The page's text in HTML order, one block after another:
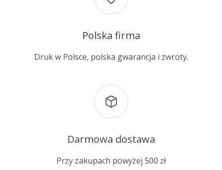
Polska firma
Druk w Polsce, polska gwarancja i zwroty.
Darmowa dostawa
Przy zakupach powyżej 500 zł